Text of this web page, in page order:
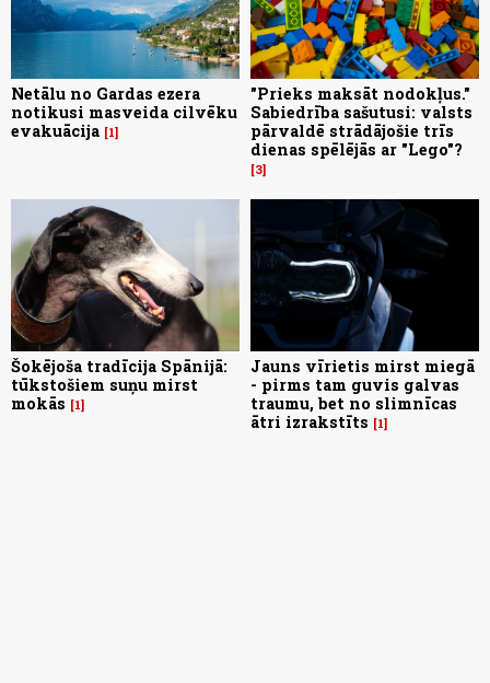
Netālu no Gardas ezera
notikusi masveida cilvēku
evakuācija 1
"Prieks maksāt nodokļus."
Sabiedrība sašutusi: valsts
pārvaldē strādājošie trīs
dienas spēlējās ar "Lego"?
3
Šokējoša tradīcija Spānijā:
tūkstošiem suņu mirst
mokās
1
Jauns vīrietis mirst miegā
- pirms tam guvis galvas
traumu, bet no slimnīcas
ātri izrakstīts
1